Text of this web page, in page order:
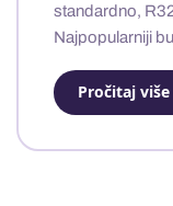
standardno,
Najpopularniji
Pročitaj